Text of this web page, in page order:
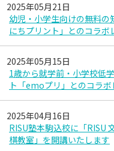
2025年05月21日
幼児・小学生向けの無料の
にちプリント」とのコラボ
2025年05月15日
1歳から就学前・小学校低
ト「emoプリ」とのコラボ
2025年04月16日
RISU塾本駒込校に「RISU
棋教室」を開講いたします